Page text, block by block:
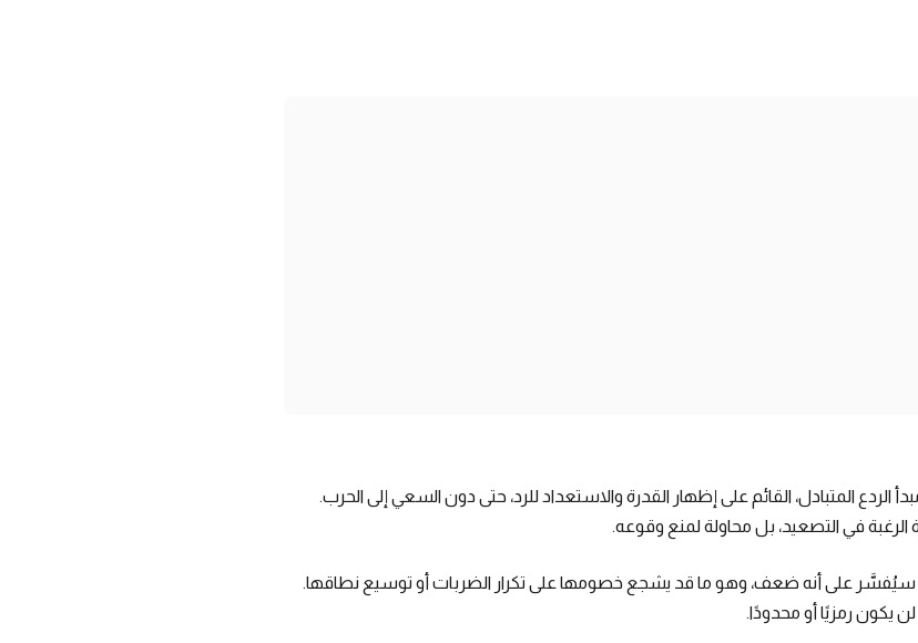
الردع المتبادل، القائم على إظهار القدرة والاستعداد للرد، حتى دون السعي إلى الحرب.
الرغبة في التصعيد، بل محاولة لمنع وقوعه.
على أنه ضعف، وهو ما قد يشجع خصومها على تكرار الضربات أو توسيع نطاقها.
لن يكون رمزيًا أو محدودًا.